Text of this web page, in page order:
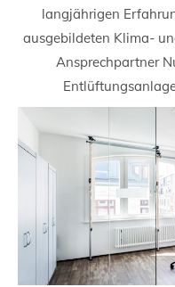
langjährigen
ausgebildeten Klima-
Ansprechpartner